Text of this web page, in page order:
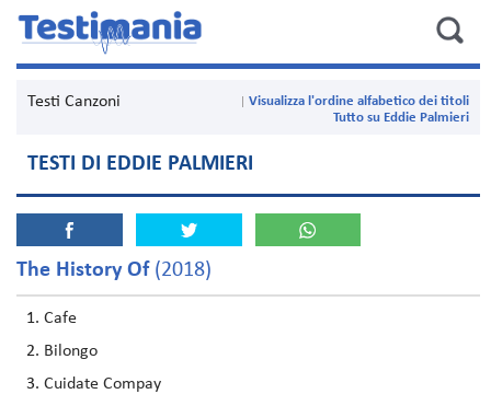
Testi Canzoni
Visualizza l'ordine alfabetico dei titoli
Tutto su Eddie Palmieri
TESTI DI EDDIE PALMIERI
The History Of (2018)
Cafe
Bilongo
Cuidate Compay